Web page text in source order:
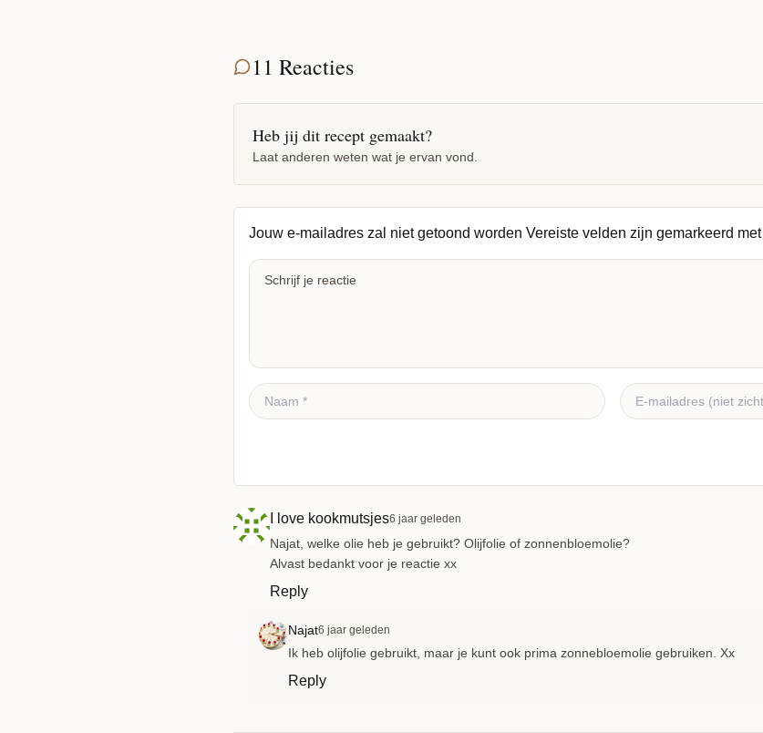
11 Reacties
Heb jij dit recept gemaakt?
Laat anderen weten wat je ervan vond.
Jouw e-mailadres zal niet getoond worden Vereiste velden zijn gemarkeerd met
I love kookmutsjes6 jaar geleden
Najat, welke olie heb je gebruikt? Olijfolie of zonnenbloemolie?
Alvast bedankt voor je reactie xx
Reply
Najat6 jaar geleden
Ik heb olijfolie gebruikt, maar je kunt ook prima zonnebloemolie gebruiken. Xx
Reply